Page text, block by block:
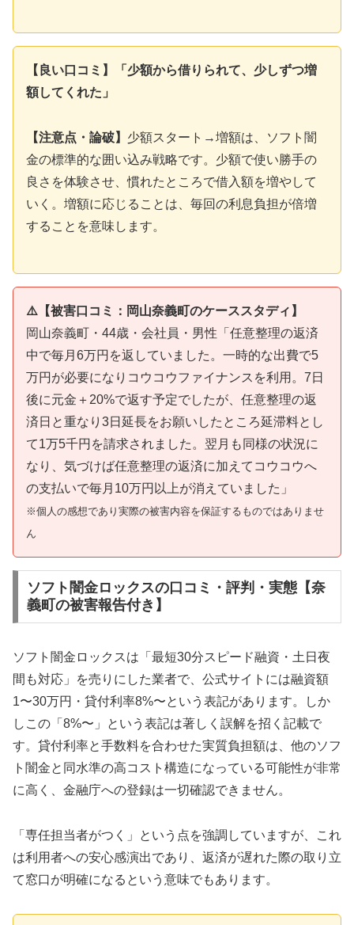
【良い口コミ】「少額から借りられて、少しずつ増
額してくれた」
【注意点・論破】 少額スタート→増額は、ソフト闇
金の標準的な囲い込み戦略です。少額で使い勝手の
良さを体験させ、慣れたところで借入額を増やして
いく。増額に応じることは、毎回の利息負担が倍増
することを意味します。
⚠️【被害口コミ：岡山奈義町のケーススタディ】
岡山奈義町・44歳・会社員・男性「任意整理の返済
中で毎月6万円を返していました。一時的な出費で5
万円が必要になりコウコウファイナンスを利用。7日
後に元金＋20%で返す予定でしたが、任意整理の返
済日と重なり3日延長をお願いしたところ延滞料とし
て1万5千円を請求されました。翌月も同様の状況に
なり、気づけば任意整理の返済に加えてコウコウへ
の支払いで毎月10万円以上が消えていました」
※個人の感想であり実際の被害内容を保証するものではありませ
ん
ソフト闇金ロックスの口コミ・評判・実態【奈
義町の被害報告付き】
ソフト闇金ロックスは「最短30分スピード融資・土日夜
間も対応」を売りにした業者で、公式サイトには融資額
1〜30万円・貸付利率8%〜という表記があります。しか
しこの「8%〜」という表記は著しく誤解を招く記載で
す。貸付利率と手数料を合わせた実質負担額は、他のソフ
ト闇金と同水準の高コスト構造になっている可能性が非常
に高く、金融庁への登録は一切確認できません。
「専任担当者がつく」という点を強調していますが、これ
は利用者への安心感演出であり、返済が遅れた際の取り立
て窓口が明確になるという意味でもあります。